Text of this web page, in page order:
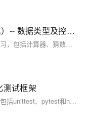
Python接口自动化测试框架（练习篇）-- 数据类型及控制流程(一)
本文提供了Python接口自动化测试中的编程练习，包括计算器、猜数字、猜拳和九九乘法表等经典问题，涵盖了数据类型、运算、循环、条件控制等基础知识的综合应用。
测试框架
本文深入探讨了Python中的自动化测试框架，包括unittest、pytest和nose2，并通过实战项目帮助读者掌握这些技术。文中详细介绍了各框架的基本用法和示例代码，助力开发者快速验证代码正确性，减少手动测试工作量。学习资源推荐包括Python官方文档及Real Python等网站。